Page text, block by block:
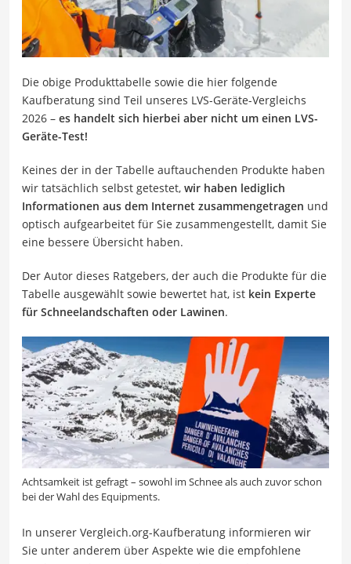
Die obige Produkttabelle sowie die hier folgende
Kaufberatung sind Teil unseres LVS-Geräte-Vergleichs
2026 – es handelt sich hierbei aber nicht um einen LVS-
Geräte-Test!
Keines der in der Tabelle auftauchenden Produkte haben
wir tatsächlich selbst getestet, wir haben lediglich
Informationen aus dem Internet zusammengetragen und
optisch aufgearbeitet für Sie zusammengestellt, damit Sie
eine bessere Übersicht haben.
Der Autor dieses Ratgebers, der auch die Produkte für die
Tabelle ausgewählt sowie bewertet hat, ist kein Experte
für Schneelandschaften oder Lawinen.
Achtsamkeit ist gefragt – sowohl im Schnee als auch zuvor schon
bei der Wahl des Equipments.
In unserer Vergleich.org-Kaufberatung informieren wir
Sie unter anderem über Aspekte wie die empfohlene